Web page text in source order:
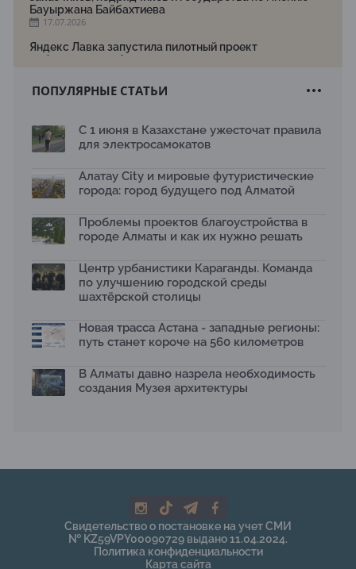
Бауыржана Байбахтиева
17.07.2026
Яндекс Лавка запустила пилотный проект
рободоставки в Астане
Архитектурная премия SÄULE ARCHITEKTURPREIS
Первый Дом правительства Алматы станет главной
13.07.2026
В столичном детсаду подвели итоги акции «Таза
отходам
08.07.2026
общественных пространств
06.07.2026
температуру и здоровье людей
03.07.2026
сильных дождей в горах Алматы
02.07.2026
На слушаниях по корректировке СЭО Генплана
130-летняя Майская роща в Таразе станет экопарком
ПОПУЛЯРНЫЕ СТАТЬИ
С 1 июня в Казахстане ужесточат правила
для электросамокатов
Алатау City и мировые футуристические
города: город будущего под Алматой
Проблемы проектов благоустройства в
городе Алматы и как их нужно решать
Центр урбанистики Караганды. Команда
по улучшению городской среды
шахтёрской столицы
Новая трасса Астана - западные регионы:
путь станет короче на 560 километров
В Алматы давно назрела необходимость
создания Музея архитектуры
Свидетельство о постановке на учет СМИ
№ KZ59VPY00090729 выдано 11.04.2024.
Политика конфиденциальности
Карта сайта